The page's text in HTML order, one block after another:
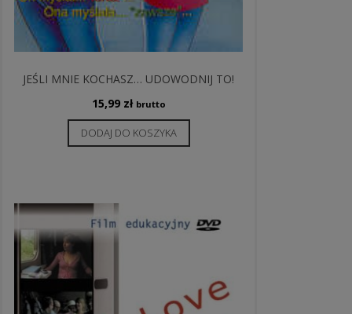
JEŚLI MNIE KOCHASZ… UDOWODNIJ TO!
15,99 zł brutto
DODAJ DO KOSZYKA